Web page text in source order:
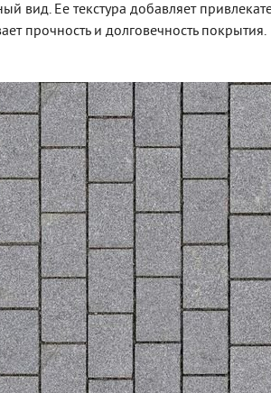
вид. Ее текстура добавляет
прочность и долговечность покрытия.